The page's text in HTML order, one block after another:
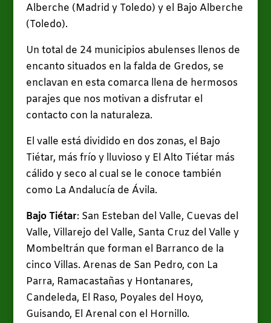
Alberche (Madrid y Toledo) y el Bajo Alberche
(Toledo).
Un total de 24 municipios abulenses llenos de
encanto situados en la falda de Gredos, se
enclavan en esta comarca llena de hermosos
parajes que nos motivan a disfrutar el
contacto con la naturaleza.
El valle está dividido en dos zonas, el Bajo
Tiétar, más frío y lluvioso y El Alto Tiétar más
cálido y seco al cual se le conoce también
como La Andalucía de Ávila.
Bajo Tiétar: San Esteban del Valle, Cuevas del
Valle, Villarejo del Valle, Santa Cruz del Valle y
Mombeltrán que forman el Barranco de la
cinco Villas. Arenas de San Pedro, con La
Parra, Ramacastañas y Hontanares,
Candeleda, El Raso, Poyales del Hoyo,
Guisando, El Arenal con el Hornillo.